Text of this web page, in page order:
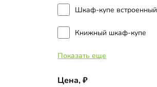
Шкаф-купе встроенный
Книжный шкаф-купе
Двери-купе
Показать еще
Цена,